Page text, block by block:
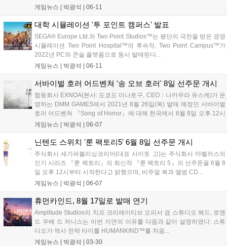
게임뉴스 | 박광석 | 06-11
대학 시뮬레이션 '투 포인트 캠퍼스' 발표
SEGA® Europe Ltd.와 Two Point Studios™는 평단의 극찬을 받은 경영
시뮬레이션 Two Point Hospital™의 후속작, Two Point Campus™가
2022년 PC와 콘솔 플랫폼으로 동시 발매된다...
게임뉴스 | 박광석 | 06-11
서바이벌 호러 어드벤쳐 '송 오브 호러' 8일 선주문 개시
합동회사 EXNOA(본사: 도쿄도 미나토구, CEO：나카무라 유스케)가 운
영하는 DMM GAMES에서 2021년 8월 26일(목) 발매 예정인 서바이벌
호러 어드벤쳐 『Song of Horror』에 대해 한국에서 6월 8일 오후 12시
부터 선주문을...
게임뉴스 | 박광석 | 06-07
닌텐도 스위치 '룬 팩토리5' 6월 8일 선주문 개시
주식회사 세가퍼블리싱코리아(대표 사이토 고)는 주식회사 마벨러스의
인기 시리즈 『룬 팩토리』의 최신작 『룬 팩토리 5』의 선주문을 6월 8
일 오후 12시부터 시작한다고 밝혔으며, 비주얼 북과 앨범 CD...
게임뉴스 | 박광석 | 06-07
휴먼카인드, 8월 17일로 발매 연기
Amplitude Studios의 치프 크리에이티브 오피서 겸 스튜디오 헤드, 로맹
드 우베 드 저니스는 이번 지연의 이유를 다음과 같이 설명하였다: 스튜
디오가 역사 전략 타이틀 HUMANKIND™를 처음...
게임뉴스 | 박광석 | 03-30